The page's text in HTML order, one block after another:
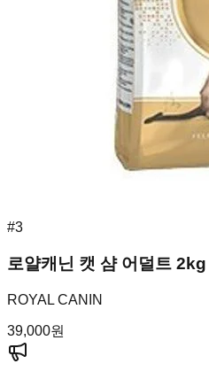
#3
로얄캐닌 캣 샴 어덜트 2kg
ROYAL CANIN
39,000원